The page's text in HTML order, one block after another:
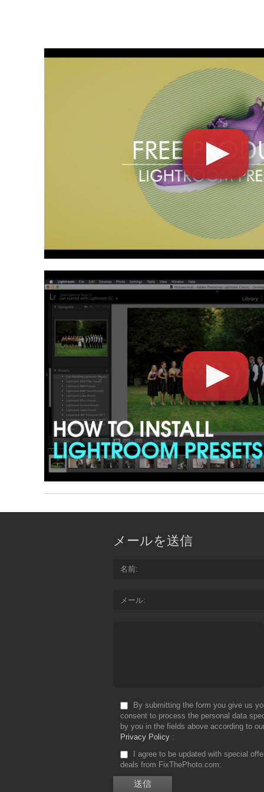
メールを送信
名前
メール
By submitting the form you give us
consent to process the personal data
by you in the fields above according to
Privacy Policy
I agree to be updated with special
deals from FixThePhoto.com